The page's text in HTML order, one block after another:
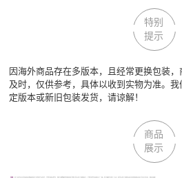
特别
提示
因海外商品存在多版本，且经常更换包装
及时，仅供参考，具体以收到实物为准。
定版本或新旧包装发货，请谅解！
商品
展示